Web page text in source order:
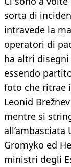
sorta di
intravede la
operatori di
ha altri
essendo
foto che ritrae
Leonid
mentre si
Gromyko ed
ministri degli